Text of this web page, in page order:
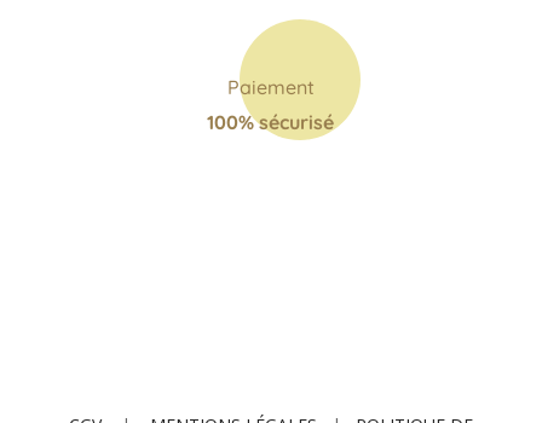
Paiement
100% sécurisé